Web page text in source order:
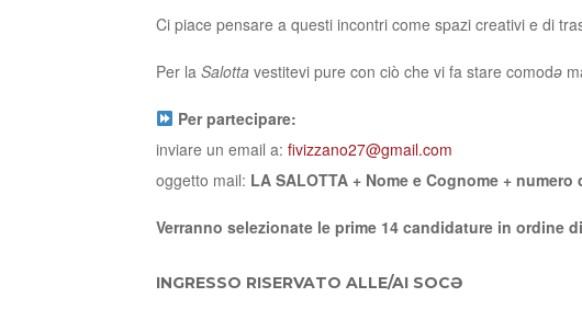
Ci piace pensare a questi incontri come spazi creativi e di
Per la Salotta vestitevi pure con ciò che vi fa stare comodə
Per partecipare:
inviare un email a: fivizzano27@gmail.com
oggetto mail: LA SALOTTA + Nome e Cognome +
Verranno selezionate le prime 14 candidature in ordine
INGRESSO RISERVATO ALLE/AI SOCƏ